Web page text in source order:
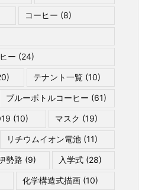
コーヒー (8)
ー (24)
テナント一覧(10)
ブルーボトルコーヒー (61)
(10) マスク (19)
リチウムイオン電池(11)
勢路 (9) 入学式(28)
化学構造式描画(10)